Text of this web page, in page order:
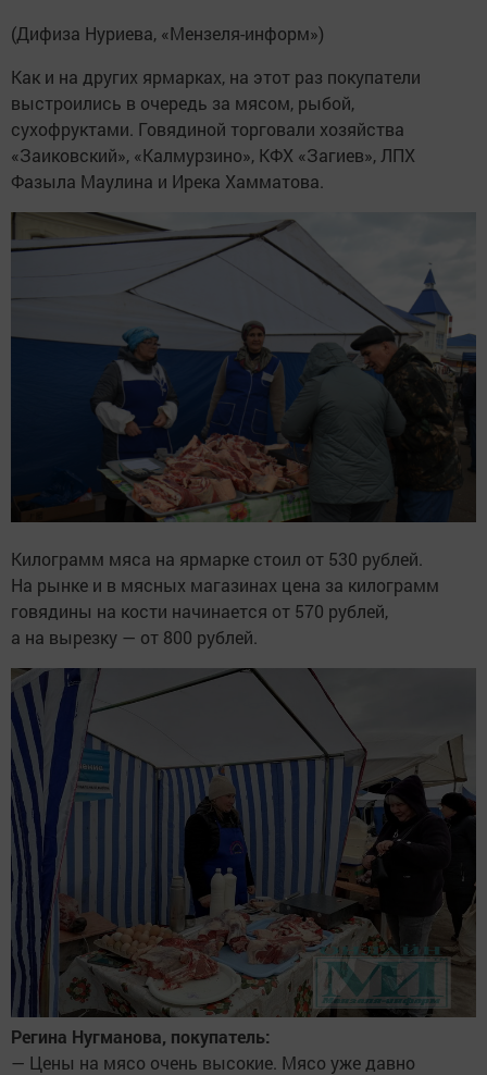
(Дифиза Нуриева, «Мензеля-информ»)
Как и на других ярмарках, на этот раз покупатели
выстроились в очередь за мясом, рыбой,
сухофруктами. Говядиной торговали хозяйства
«Заиковский», «Калмурзино», КФХ «Загиев», ЛПХ
Фазыла Маулина и Ирека Хамматова.
Килограмм мяса на ярмарке стоил от 530 рублей.
На рынке и в мясных магазинах цена за килограмм
говядины на кости начинается от 570 рублей,
а на вырезку — от 800 рублей.
Регина Нугманова, покупатель:
— Цены на мясо очень высокие. Мясо уже давно